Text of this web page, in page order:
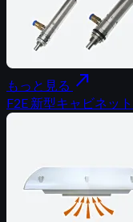
もっと見る north_east
F2E 新型キャビネッ